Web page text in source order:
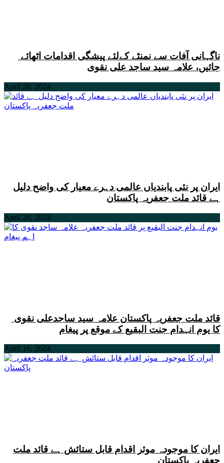
جائیں، علامہ سید ساجد علی نقوی
April 20, 2024
ایران پر نئی پابندیاں عالمی دہرے معیار کی واضح دلیل
ہے قائد ملت جعفریہ پاکستان
April 20, 2024
کا یوم انہدام جنت البقیع کے موقع پر پیغام
April 16, 2024
ایران کا موجودہ موثر اقدام قابل ستائش ہے قائد ملت
جعفریہ پاکستان